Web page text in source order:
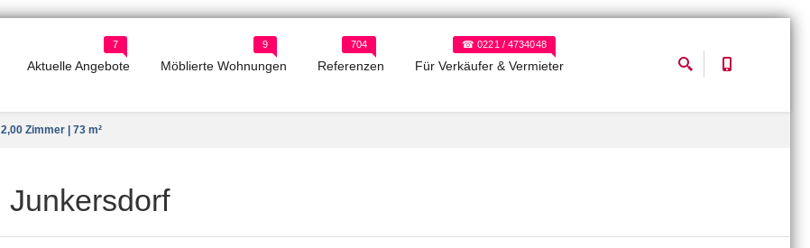
7
Aktuelle Angebote
9
Möblierte Wohnungen
704
Referenzen
☎ 0221 / 4734048
Für Verkäufer & Vermieter
Zimmer | 73 m²